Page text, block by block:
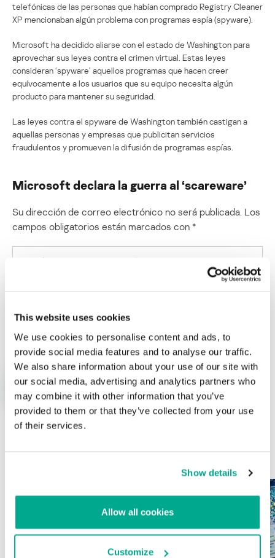
This website uses cookies
We use cookies to personalise content and ads, to
provide social media features and to analyse our traffic.
We also share information about your use of our site with
our social media, advertising and analytics partners who
may combine it with other information that you’ve
provided to them or that they’ve collected from your use
of their services.
Show details
Allow all cookies
Customize
telefónicas de las personas que habían comprado Registry Cleaner
XP mencionaban algún problema con programas espía (spyware).
Microsoft ha decidido aliarse con el estado de Washington para
aprovechar sus leyes contra el crimen virtual. Estas leyes
consideran ‘spyware’ aquellos programas que hacen creer
equívocamente a los usuarios que su equipo necesita algún
producto para mantener su seguridad.
Las leyes contra el spyware de Washington también castigan a
aquellas personas y empresas que publicitan servicios
fraudulentos y promueven la difusión de programas espías.
Microsoft declara la guerra al ‘scareware’
Su dirección de correo electrónico no será publicada. Los
campos obligatorios están marcados con *
Nombre*